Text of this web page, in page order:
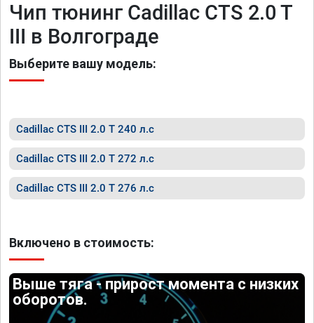
Чип тюнинг Cadillac CTS 2.0 T
III в Волгограде
Выберите вашу модель:
Cadillac CTS III 2.0 T 240 л.с
Cadillac CTS III 2.0 T 272 л.с
Cadillac CTS III 2.0 T 276 л.с
Включено в стоимость:
Выше тяга - прирост момента с низких
оборотов.